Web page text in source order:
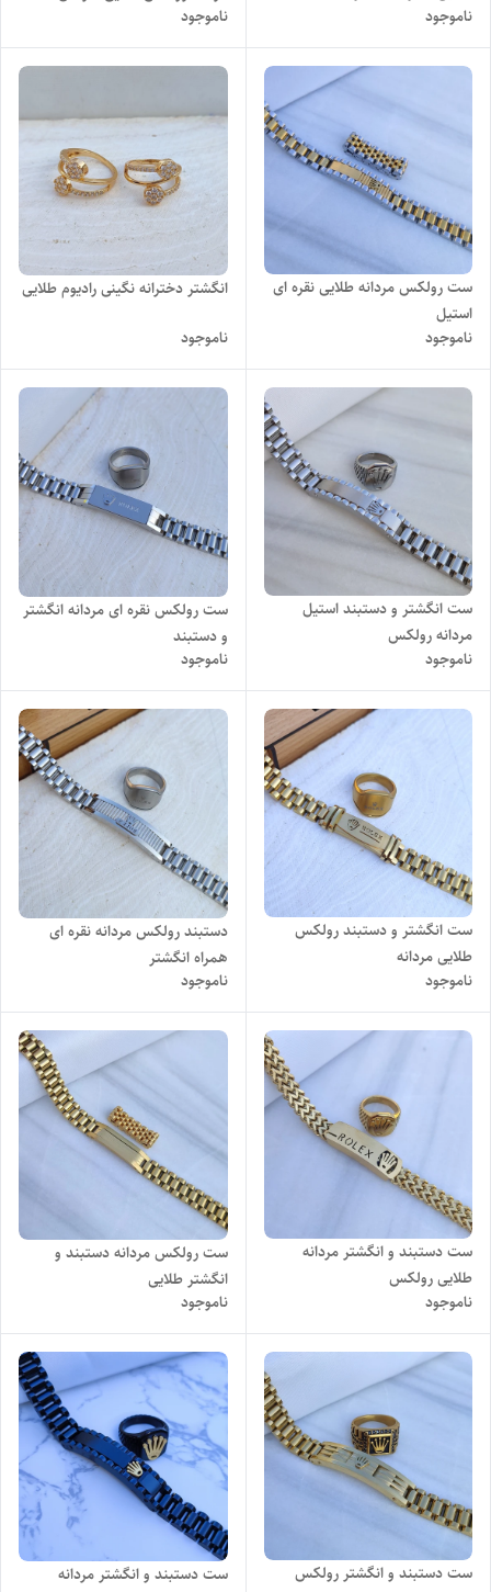
ناموجود
ناموجود
ست رولکس مردانه طلایی نقره ای
استیل
ناموجود
انگشتر دخترانه نگینی رادیوم طلایی
ناموجود
ست انگشتر و دستبند استیل
مردانه رولکس
ناموجود
ست رولکس نقره ای مردانه انگشتر
و دستبند
ناموجود
ست انگشتر و دستبند رولکس
طلایی مردانه
ناموجود
دستبند رولکس مردانه نقره ای
همراه انگشتر
ناموجود
ست دستبند و انگشتر مردانه
طلایی رولکس
ناموجود
ست رولکس مردانه دستبند و
انگشتر طلایی
ناموجود
ست دستبند و انگشتر رولکس
ست دستبند و انگشتر مردانه